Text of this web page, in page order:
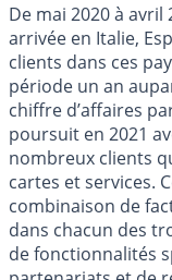
De mai 2020 à
arrivée en Italie,
clients dans ces
période un an
chiffre d’affaires
poursuit en 2021
nombreux clients
cartes et services.
combinaison de
dans chacun des
de fonctionnalités